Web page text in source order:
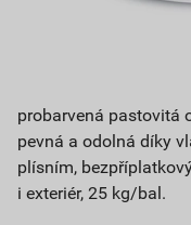
probarvená pastovitá
pevná a odolná díky
plísním,
i exteriér, 25 kg/bal.